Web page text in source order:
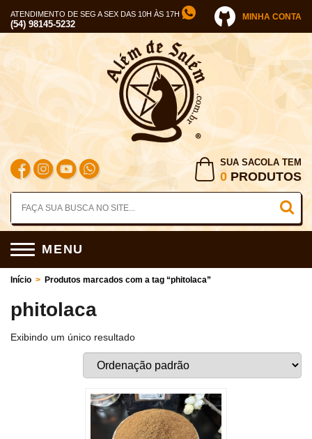
ATENDIMENTO DE SEG A SEX DAS 10H ÀS 17H
(54) 98145-5232
MINHA CONTA
SUA SACOLA TEM
0 PRODUTOS
MENU
Início > Produtos marcados com a tag “phitolaca”
phitolaca
Exibindo um único resultado